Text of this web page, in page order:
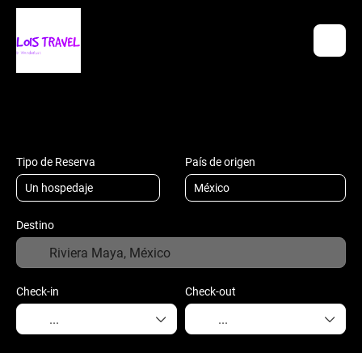
Tipo de Reserva País de origen
Destino
Check-in Check-out